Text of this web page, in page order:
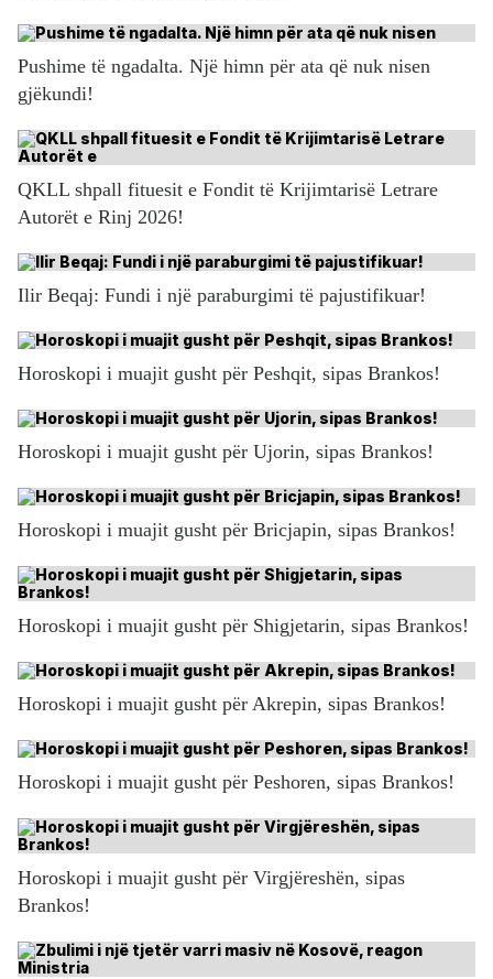
Pushime të ngadalta. Një himn për ata që nuk nisen
gjëkundi!
QKLL shpall fituesit e Fondit të Krijimtarisë Letrare
Autorët e Rinj 2026!
Ilir Beqaj: Fundi i një paraburgimi të pajustifikuar!
Horoskopi i muajit gusht për Peshqit, sipas Brankos!
Horoskopi i muajit gusht për Ujorin, sipas Brankos!
Horoskopi i muajit gusht për Bricjapin, sipas Brankos!
Horoskopi i muajit gusht për Shigjetarin, sipas Brankos!
Horoskopi i muajit gusht për Akrepin, sipas Brankos!
Horoskopi i muajit gusht për Peshoren, sipas Brankos!
Horoskopi i muajit gusht për Virgjëreshën, sipas
Brankos!